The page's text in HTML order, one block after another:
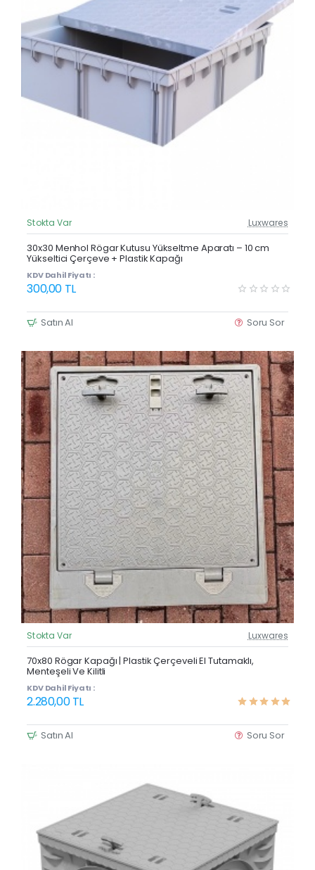
Güncel Fiyat
Yeni Ürün
Stokta Var Luxwares
30x30 Menhol Rögar Kutusu Yükseltme Aparatı – 10 cm
Yükseltici Çerçeve + Plastik Kapağı
KDV Dahil Fiyatı :
300,00 TL
Satın Al Soru Sor
Güncel Fiyat
Stokta Var Luxwares
70x80 Rögar Kapağı | Plastik Çerçeveli El Tutamaklı,
Menteşeli Ve Kilitli
KDV Dahil Fiyatı :
2.280,00 TL
Satın Al Soru Sor